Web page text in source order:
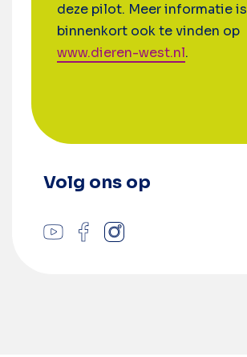
deze pilot. Meer informatie is
binnenkort ook te vinden op
www.dieren-west.nl.
Volg ons op